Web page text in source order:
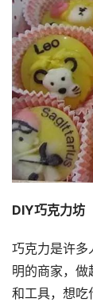
DIY巧克力坊
巧克力是许多
明的商家，
和工具，想吃